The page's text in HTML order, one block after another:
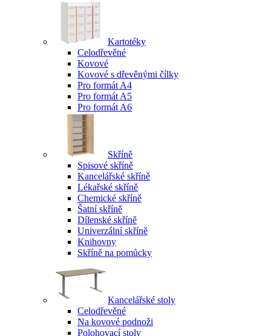
Kartotéky
Celodřevěné
Kovové
Kovové s dřevěnými čílky
Pro formát A4
Pro formát A5
Pro formát A6
Skříně
Spisové skříně
Kancelářské skříně
Lékařské skříně
Chemické skříně
Šatní skříně
Dílenské skříně
Univerzální skříně
Knihovny
Skříně na pomůcky
Kancelářské stoly
Celodřevěné
Na kovové podnoži
Polohovací stoly